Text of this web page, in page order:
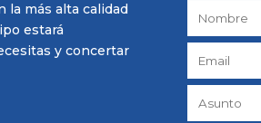
la más alta calidad
estará
y concertar